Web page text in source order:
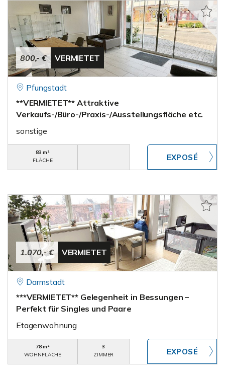
800,- € VERMIETET
Pfungstadt
**VERMIETET** Attraktive
Verkaufs-/Büro-/Praxis-/Ausstellungsfläche etc.
sonstige
83 m²
FLÄCHE
1.070,- € VERMIETET
Darmstadt
***VERMIETET** Gelegenheit in Bessungen –
Perfekt für Singles und Paare
Etagenwohnung
78 m²
WOHNFLÄCHE
3
ZIMMER